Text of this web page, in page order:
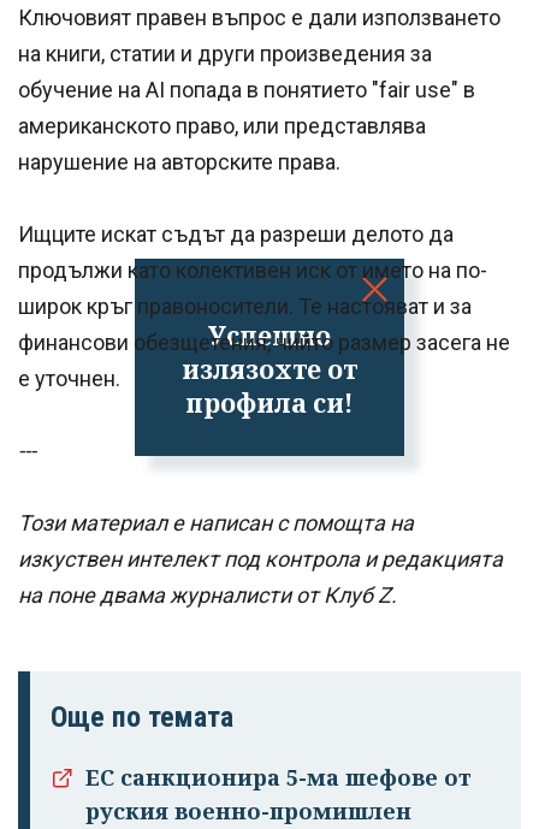
Успешно
излязохте от
профила си!
Ключовият правен въпрос е дали използването
на книги, статии и други произведения за
обучение на AI попада в понятието "fair use" в
американското право, или представлява
нарушение на авторските права.
Ищците искат съдът да разреши делото да
продължи като колективен иск от името на по-
широк кръг правоносители. Те настояват и за
финансови обезщетения, чийто размер засега не
е уточнен.
---
Този материал е написан с помощта на
изкуствен интелект под контрола и редакцията
на поне двама журналисти от Клуб Z.
Още по темата
ЕС санкционира 5-ма шефове от
руския военно-промишлен